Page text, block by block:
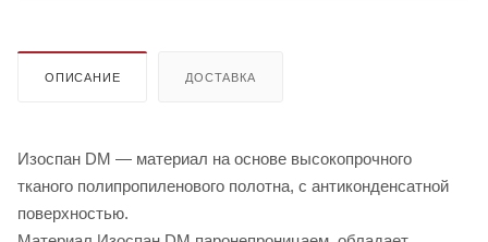
ОПИСАНИЕ ДОСТАВКА
Изоспан DM — материал на основе высокопрочного
тканого полипропиленового полотна, с антиконденсатной
поверхностью.